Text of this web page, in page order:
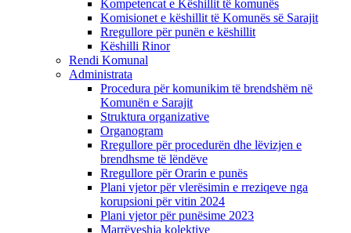
Kompetencat e Këshillit të komunës
Komisionet e këshillit të Komunës së Sarajit
Rregullore për punën e këshillit
Këshilli Rinor
Rendi Komunal
Administrata
Procedura për komunikim të brendshëm në
Komunën e Sarajit
Struktura organizative
Organogram
Rregullore për procedurën dhe lëvizjen e
brendhsme të lëndëve
Rregullore për Orarin e punës
Plani vjetor për vlerësimin e rreziqeve nga
korupsioni për vitin 2024
Plani vjetor për punësime 2023
Marrëveshja kolektive